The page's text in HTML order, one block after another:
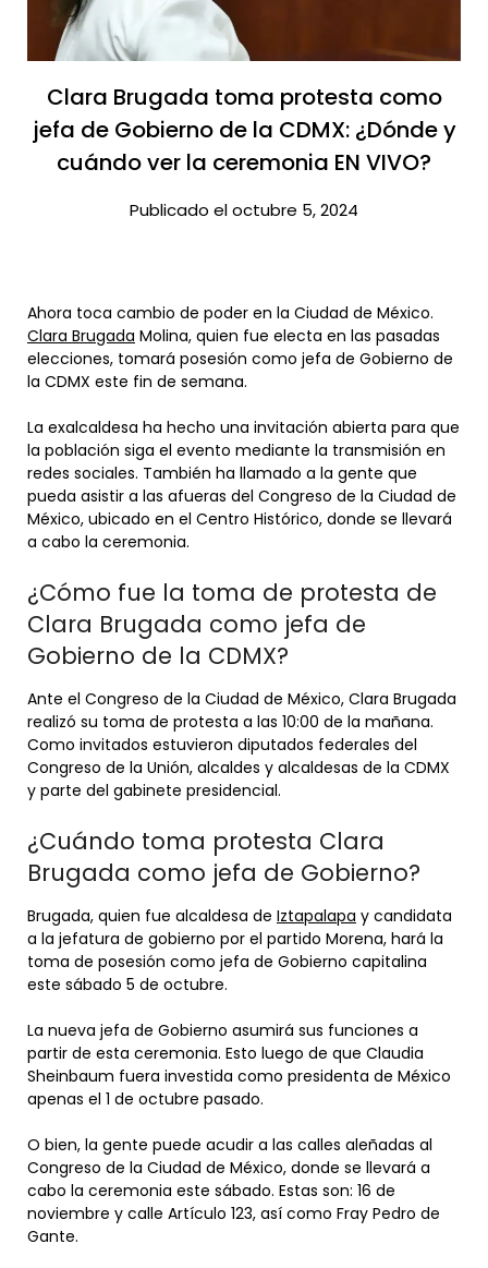
Clara Brugada toma protesta como
jefa de Gobierno de la CDMX: ¿Dónde y
cuándo ver la ceremonia EN VIVO?​
Publicado el octubre 5, 2024
Ahora toca cambio de poder en la Ciudad de México.
Clara Brugada Molina, quien fue electa en las pasadas
elecciones, tomará posesión como jefa de Gobierno de
la CDMX este fin de semana.
La exalcaldesa ha hecho una invitación abierta para que
la población siga el evento mediante la transmisión en
redes sociales. También ha llamado a la gente que
pueda asistir a las afueras del Congreso de la Ciudad de
México, ubicado en el Centro Histórico, donde se llevará
a cabo la ceremonia.
¿Cómo fue la toma de protesta de
Clara Brugada como jefa de
Gobierno de la CDMX?
Ante el Congreso de la Ciudad de México, Clara Brugada
realizó su toma de protesta a las 10:00 de la mañana.
Como invitados estuvieron diputados federales del
Congreso de la Unión, alcaldes y alcaldesas de la CDMX
y parte del gabinete presidencial.
¿Cuándo toma protesta Clara
Brugada como jefa de Gobierno?
Brugada, quien fue alcaldesa de Iztapalapa y candidata
a la jefatura de gobierno por el partido Morena, hará la
toma de posesión como jefa de Gobierno capitalina
este sábado 5 de octubre.
La nueva jefa de Gobierno asumirá sus funciones a
partir de esta ceremonia. Esto luego de que Claudia
Sheinbaum fuera investida como presidenta de México
apenas el 1 de octubre pasado.
O bien, la gente puede acudir a las calles aleñadas al
Congreso de la Ciudad de México, donde se llevará a
cabo la ceremonia este sábado. Estas son: 16 de
noviembre y calle Artículo 123, así como Fray Pedro de
Gante.